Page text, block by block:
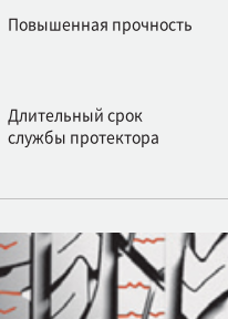
Повышенная прочность
Длительный срок
службы протектора